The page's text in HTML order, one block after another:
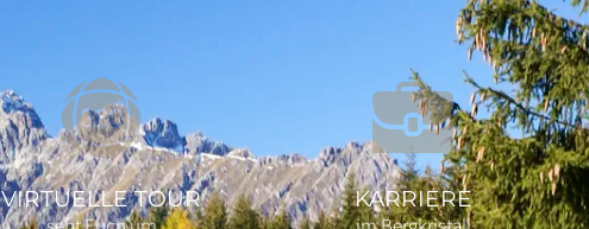
VIRTUELLE TOUR KARRIERE